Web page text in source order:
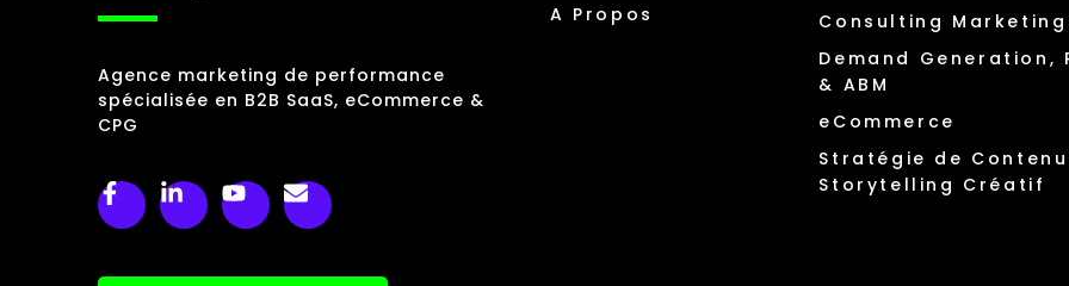
Agence marketing de performance
spécialisée en B2B SaaS, eCommerce &
CPG
A Propos
Consulting Marketing
Demand Generation,
& ABM
eCommerce
Stratégie de Contenu
Storytelling Créatif